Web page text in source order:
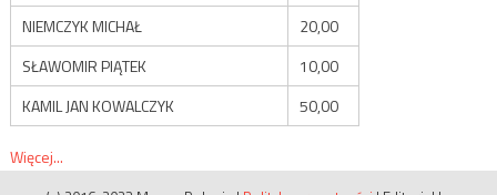
NIEMCZYK MICHAŁ
20,00
SŁAWOMIR PIĄTEK
10,00
KAMIL JAN KOWALCZYK
50,00
Więcej...